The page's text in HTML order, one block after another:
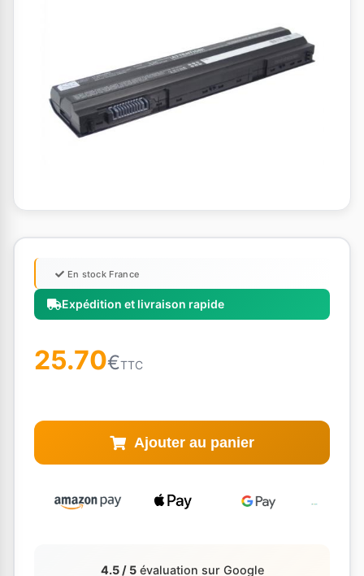
Expédition et livraison rapide
En stock France
25.70€TTC
Ajouter au panier
4.5 / 5évaluation sur Google